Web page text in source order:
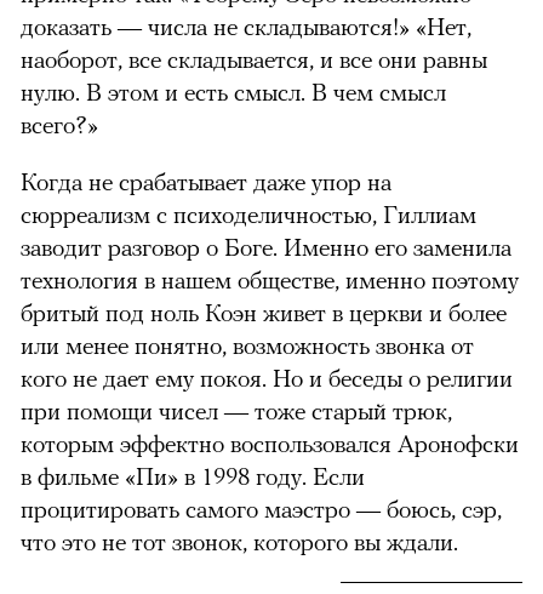
доказать — числа не складываются!» «Нет,
наоборот, все складывается, и все они равны
нулю. В этом и есть смысл. В чем смысл
всего?»
Когда не срабатывает даже упор на
сюрреализм с психоделичностью, Гиллиам
заводит разговор о Боге. Именно его заменила
технология в нашем обществе, именно поэтому
бритый под ноль Коэн живет в церкви и более
или менее понятно, возможность звонка от
кого не дает ему покоя. Но и беседы о религии
при помощи чисел — тоже старый трюк,
которым эффектно воспользовался Аронофски
в фильме «Пи» в 1998 году. Если
процитировать самого маэстро — боюсь, сэр,
что это не тот звонок, которого вы ждали.